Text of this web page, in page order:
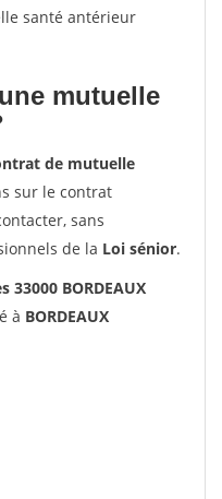
santé antérieur
mutuelle
de mutuelle
sur le contrat
sans
de la Loi sénior.
BORDEAUX
à BORDEAUX